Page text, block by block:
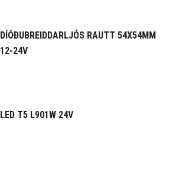
DÍÓÐUBREIDDARLJÓS RAUTT 54X54MM
12-24V
LED T5 L901W 24V